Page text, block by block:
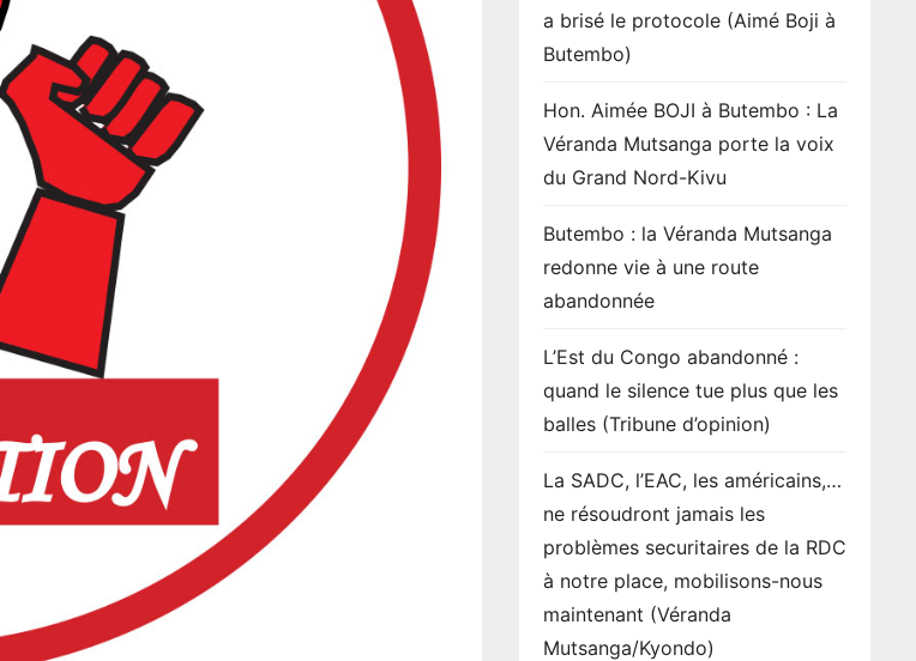
a brisé le protocole (Aimé Boji à
Butembo)
Hon. Aimée BOJI à Butembo : La
Véranda Mutsanga porte la voix
du Grand Nord-Kivu
Butembo : la Véranda Mutsanga
redonne vie à une route
abandonnée
L’Est du Congo abandonné :
quand le silence tue plus que les
balles (Tribune d’opinion)
La SADC, l’EAC, les américains,…
ne résoudront jamais les
problèmes securitaires de la RDC
à notre place, mobilisons-nous
maintenant (Véranda
Mutsanga/Kyondo)